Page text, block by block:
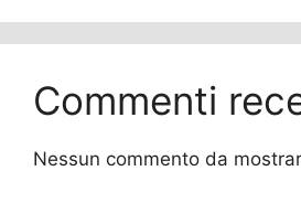
Commenti
Nessun commento da